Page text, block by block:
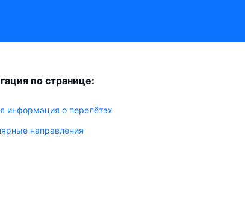
по странице:
информация о перелётах
направления